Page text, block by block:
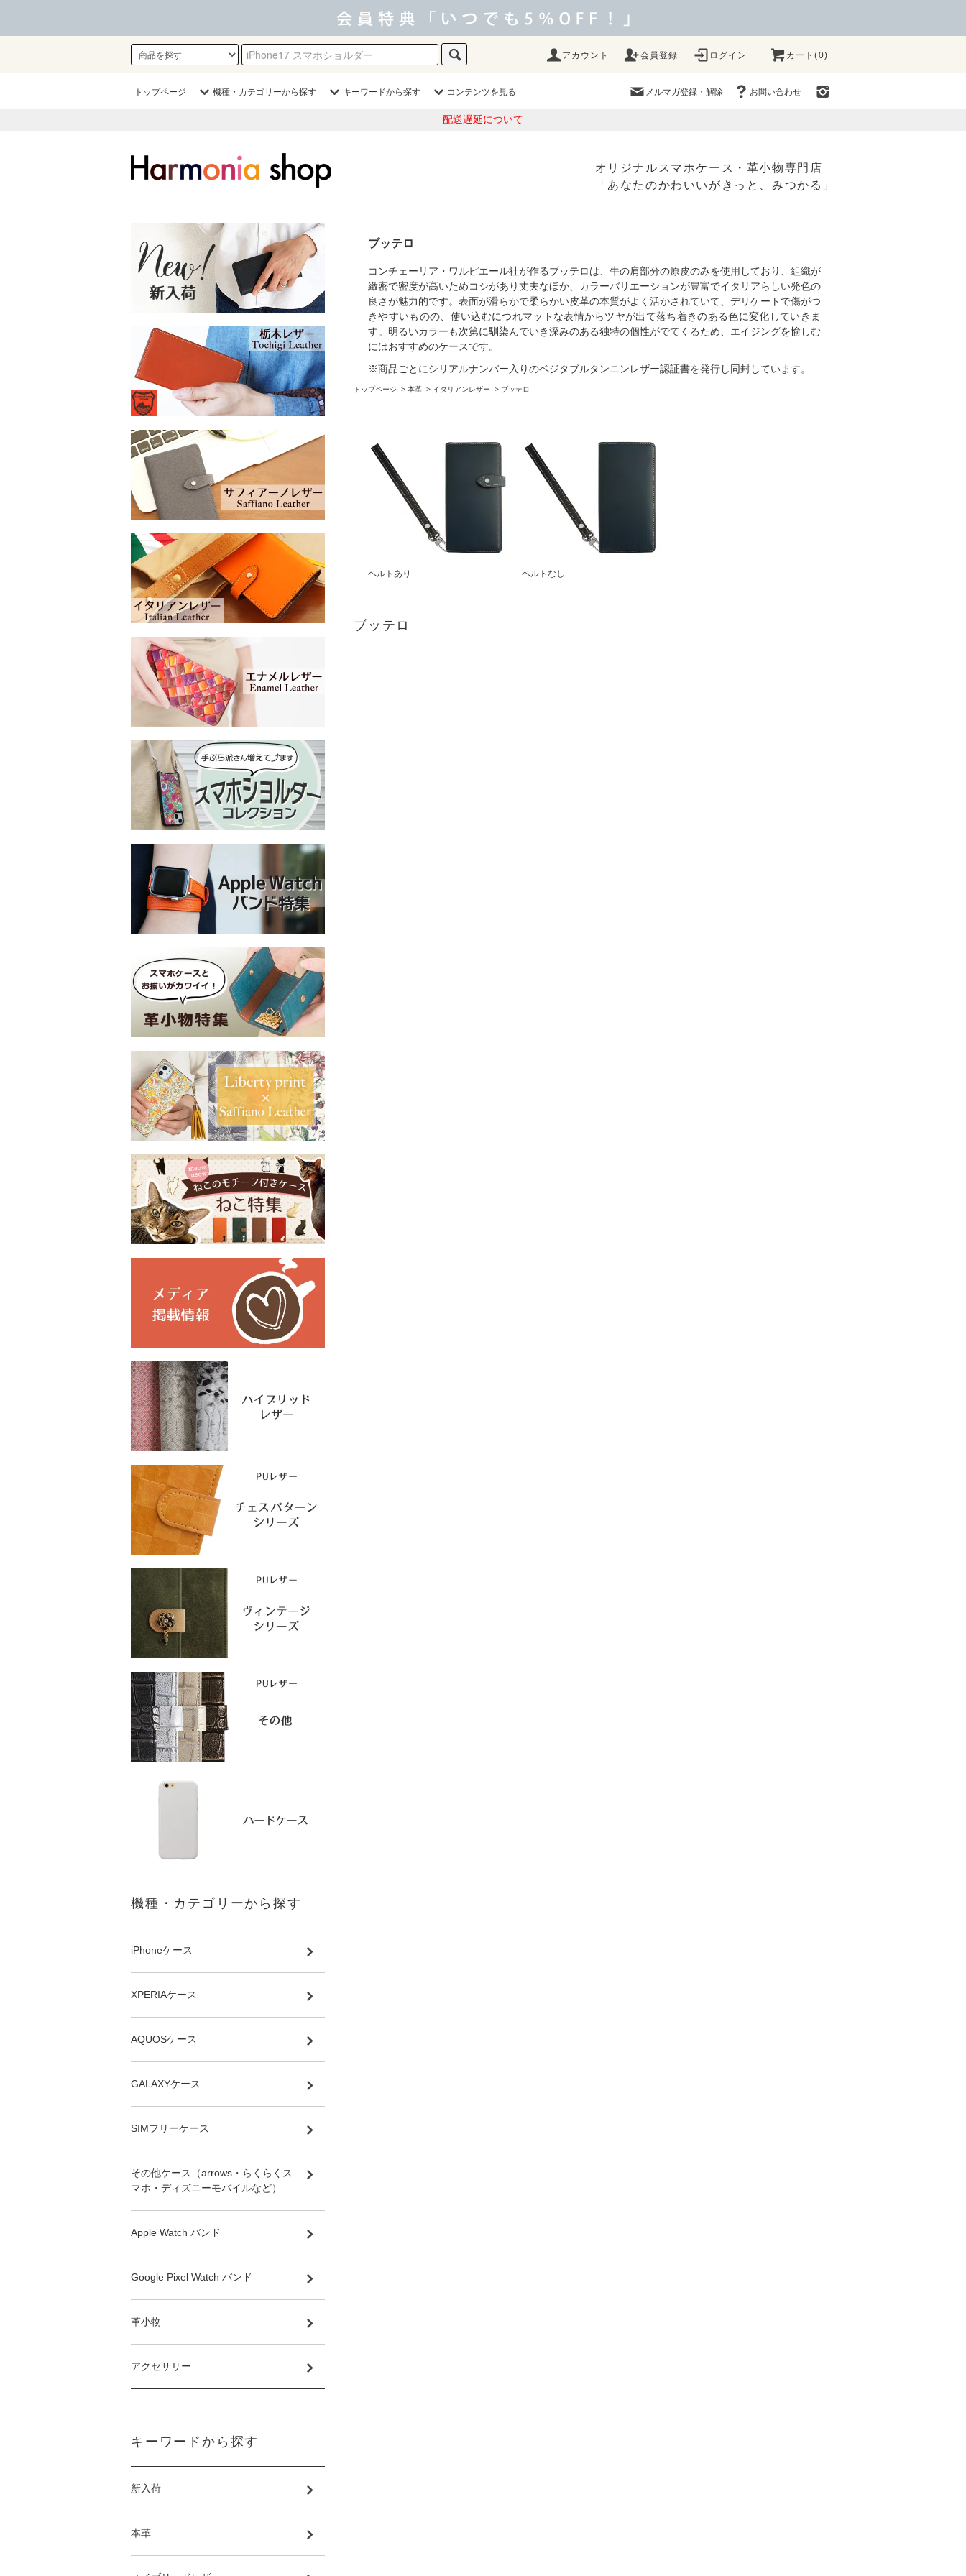
アカウント 会員登録 ログイン カート(0)
トップページ 機種・カテゴリーから探す キーワードから探す コンテンツを見る メルマガ登録・解除 お問い合わせ
配送遅延について
オリジナルスマホケース・革小物専門店
「あなたのかわいいがきっと、みつかる」
ブッテロ
コンチェーリア・ワルピエール社が作るブッテロは、牛の肩部分の原皮のみを使用しており、組織が
緻密で密度が高いためコシがあり丈夫なほか、カラーバリエーションが豊富でイタリアらしい発色の
良さが魅力的です。表面が滑らかで柔らかい皮革の本質がよく活かされていて、デリケートで傷がつ
きやすいものの、使い込むにつれマットな表情からツヤが出て落ち着きのある色に変化していきま
す。明るいカラーも次第に馴染んでいき深みのある独特の個性がでてくるため、エイジングを愉しむ
にはおすすめのケースです。
※商品ごとにシリアルナンバー入りのベジタブルタンニンレザー認証書を発行し同封しています。
トップページ > 本革 > イタリアンレザー > ブッテロ
ベルトあり ベルトなし
ブッテロ
機種・カテゴリーから探す
iPhoneケース
XPERIAケース
AQUOSケース
GALAXYケース
SIMフリーケース
その他ケース（arrows・らくらくス
マホ・ディズニーモバイルなど）
Apple Watch バンド
Google Pixel Watch バンド
革小物
アクセサリー
キーワードから探す
新入荷
本革